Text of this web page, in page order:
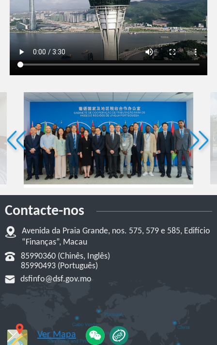
Contacte-nos
Avenida da Praia Grande, nos. 575, 579 e 585, Edifício
“Finanças”, Macau
85990360 (Chinês, Inglês)
85990493 (Português)
dsfinfo@dsf.gov.mo
Ver Mapa